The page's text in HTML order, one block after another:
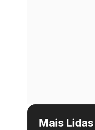
Mais Lidas